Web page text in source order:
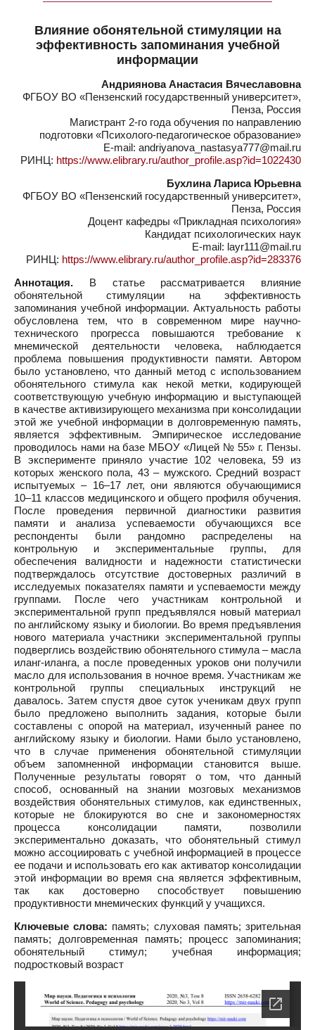
Влияние обонятельной стимуляции на
эффективность запоминания учебной
информации
Андриянова Анастасия Вячеславовна
ФГБОУ ВО «Пензенский государственный университет»,
Пенза, Россия
Магистрант 2-го года обучения по направлению
подготовки «Психолого-педагогическое образование»
E-mail: andriyanova_nastasya777@mail.ru
РИНЦ: https://www.elibrary.ru/author_profile.asp?id=1022430
Бухлина Лариса Юрьевна
ФГБОУ ВО «Пензенский государственный университет»,
Пенза, Россия
Доцент кафедры «Прикладная психология»
Кандидат психологических наук
E-mail: layr111@mail.ru
РИНЦ: https://www.elibrary.ru/author_profile.asp?id=283376
Аннотация. В статье рассматривается влияние
обонятельной стимуляции на эффективность
запоминания учебной информации. Актуальность работы
обусловлена тем, что в современном мире научно-
технического прогресса повышаются требование к
мнемической деятельности человека, наблюдается
проблема повышения продуктивности памяти. Автором
было установлено, что данный метод с использованием
обонятельного стимула как некой метки, кодирующей
соответствующую учебную информацию и выступающей
в качестве активизирующего механизма при консолидации
этой же учебной информации в долговременную память,
является эффективным. Эмпирическое исследование
проводилось нами на базе МБОУ «Лицей № 55» г. Пензы.
В эксперименте приняло участие 102 человека, 59 из
которых женского пола, 43 – мужского. Средний возраст
испытуемых – 16–17 лет, они являются обучающимися
10–11 классов медицинского и общего профиля обучения.
После проведения первичной диагностики развития
памяти и анализа успеваемости обучающихся все
респонденты были рандомно распределены на
контрольную и экспериментальные группы, для
обеспечения валидности и надежности статистически
подтверждалось отсутствие достоверных различий в
исследуемых показателях памяти и успеваемости между
группами. После чего участникам контрольной и
экспериментальной групп предъявлялся новый материал
по английскому языку и биологии. Во время предъявления
нового материала участники экспериментальной группы
подверглись воздействию обонятельного стимула – масла
иланг-иланга, а после проведенных уроков они получили
масло для использования в ночное время. Участникам же
контрольной группы специальных инструкций не
давалось. Затем спустя двое суток ученикам двух групп
было предложено выполнить задания, которые были
составлены с опорой на материал, изученный ранее по
английскому языку и биологии. Нами было установлено,
что в случае применения обонятельной стимуляции
объем запомненной информации становится выше.
Полученные результаты говорят о том, что данный
способ, основанный на знании мозговых механизмов
воздействия обонятельных стимулов, как единственных,
которые не блокируются во сне и закономерностях
процесса консолидации памяти, позволили
экспериментально доказать, что обонятельный стимул
можно ассоциировать с учебной информацией в процессе
ее подачи и использовать его как активатор консолидации
этой информации во время сна является эффективным,
так как достоверно способствует повышению
продуктивности мнемических функций у учащихся.
Ключевые слова: память; слуховая память; зрительная
память; долговременная память; процесс запоминания;
обонятельный стимул; учебная информация;
подростковый возраст